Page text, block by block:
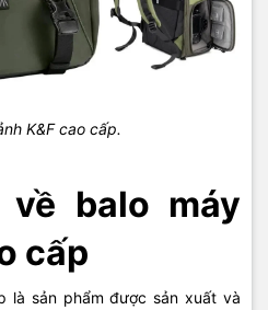
K&F cao cấp.
về balo máy
cấp
là sản phẩm được sản xuất và